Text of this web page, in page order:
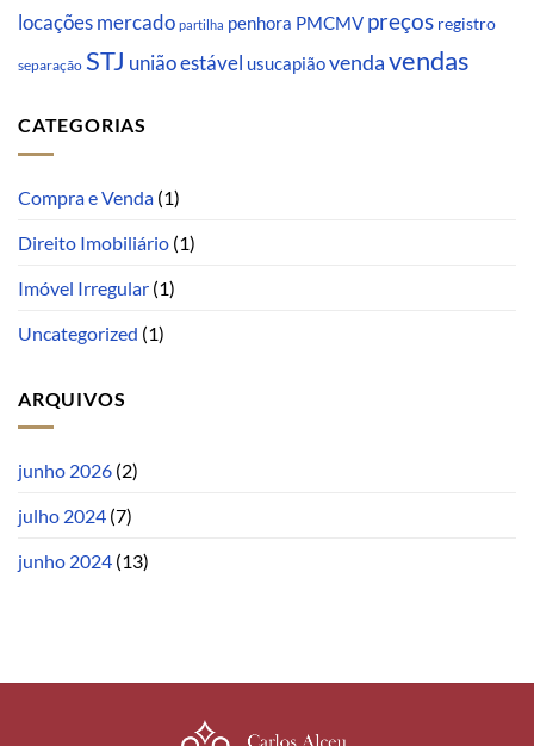
locações mercado partilha penhora PMCMV preços registro
separação STJ união estável usucapiãovendavendas
CATEGORIAS
Compra e Venda (1)
Direito Imobiliário (1)
Imóvel Irregular (1)
Uncategorized (1)
ARQUIVOS
junho 2026 (2)
julho 2024 (7)
junho 2024 (13)